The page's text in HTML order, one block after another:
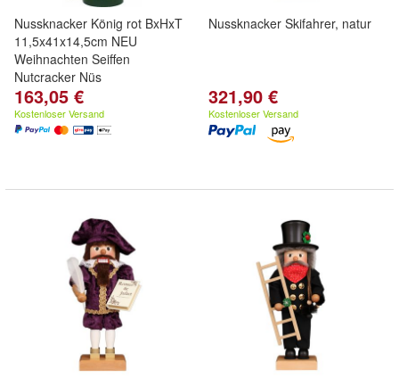
Nussknacker König rot BxHxT
11,5x41x14,5cm NEU
Weihnachten Seiffen
Nutcracker Nüs
163,05 €
Kostenloser Versand
Nussknacker Skifahrer, natur
321,90 €
Kostenloser Versand